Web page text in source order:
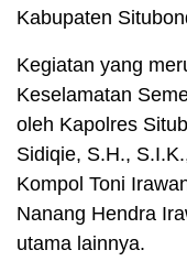
Kabupaten
Kegiatan yang
Keselamatan
oleh Kapolres
Sidiqie, S.H.,
Kompol Toni
Nanang Hendra
utama lainnya.